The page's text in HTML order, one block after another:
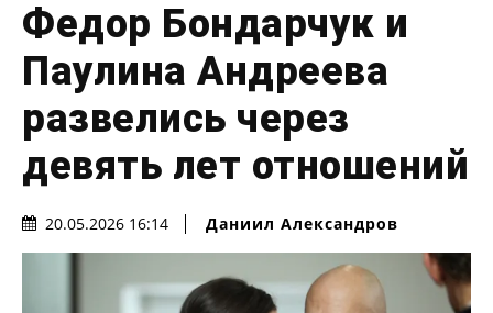
Федор Бондарчук и
Паулина Андреева
развелись через
девять лет отношений
20.05.2026 16:14 Даниил Александров